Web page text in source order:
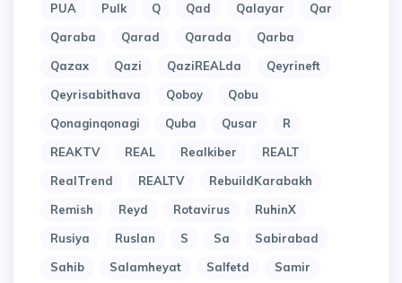
PUA
Pulk Q Qad Qalayar
Qar
Qaraba
Qarad Qarada
Qarba
Qazax
Qazi QaziREALda
Qeyrineft
Qeyrisabithava
Qoboy
Qobu
Qonaginqonagi
Quba Qusar
R
REAKTV
REAL Realkiber
REALT
RealTrend
REALTV
RebuildKarabakh
Remish
Reyd Rotavirus
RuhinX
Rusiya
Ruslan S Sa
Sabirabad
Sahib
Salamheyat Salfetd
Samir